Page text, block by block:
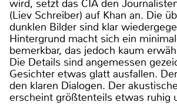
wird, setzt das CIA den
(Liev Schreiber) auf Khan an. Die
dunklen Bilder sind klar
Hintergrund macht sich ein
bemerkbar, das jedoch kaum
Die Details sind angemessen
Gesichter etwas glatt ausfallen.
den klaren Dialogen. Der
erscheint größtenteils etwas ruhig